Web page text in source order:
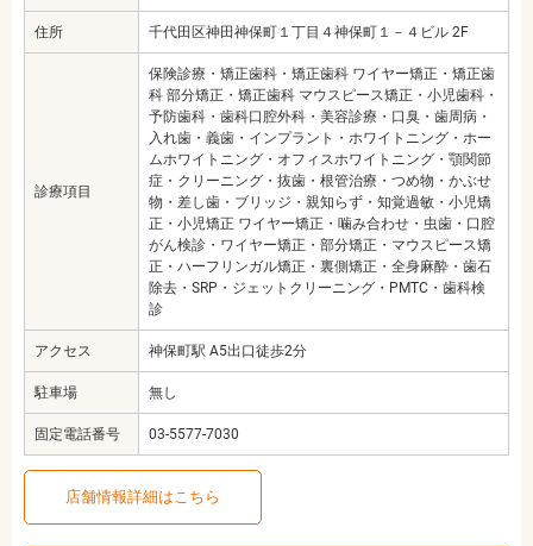
住所 千代田区神田神保町１丁目４神保町１－４ビル 2F
診療項目
保険診療・矯正歯科・矯正歯科 ワイヤー矯正・矯正歯
科 部分矯正・矯正歯科 マウスピース矯正・小児歯科・
予防歯科・歯科口腔外科・美容診療・口臭・歯周病・
入れ歯・義歯・インプラント・ホワイトニング・ホー
ムホワイトニング・オフィスホワイトニング・顎関節
症・クリーニング・抜歯・根管治療・つめ物・かぶせ
物・差し歯・ブリッジ・親知らず・知覚過敏・小児矯
正・小児矯正 ワイヤー矯正・噛み合わせ・虫歯・口腔
がん検診・ワイヤー矯正・部分矯正・マウスピース矯
正・ハーフリンガル矯正・裏側矯正・全身麻酔・歯石
除去・SRP・ジェットクリーニング・PMTC・歯科検
診
アクセス 神保町駅 A5出口徒歩2分
駐車場 無し
固定電話番号 03-5577-7030
店舗情報詳細はこちら